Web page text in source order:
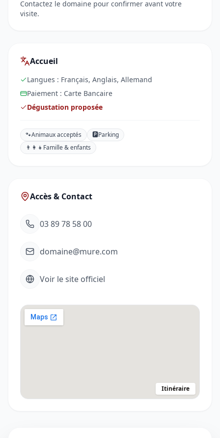
Contactez le domaine pour confirmer avant votre
visite.
Accueil
Langues : Français, Anglais, Allemand
Paiement : Carte Bancaire
Dégustation proposée
🐾Animaux acceptés 🅿️Parking
👨‍👩‍👧 Famille & enfants
Accès & Contact
03 89 78 58 00
domaine@mure.com
Voir le site officiel
Itinéraire